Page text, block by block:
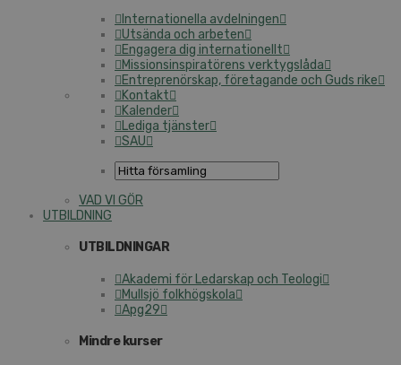
Internationella avdelningen
Utsända och arbeten
Engagera dig internationellt
Missionsinspiratörens verktygslåda
Entreprenörskap, företagande och Guds rike
Kontakt
Kalender
Lediga tjänster
SAU
VAD VI GÖR
UTBILDNING
UTBILDNINGAR
Akademi för Ledarskap och Teologi
Mullsjö folkhögskola
Apg29
Mindre kurser